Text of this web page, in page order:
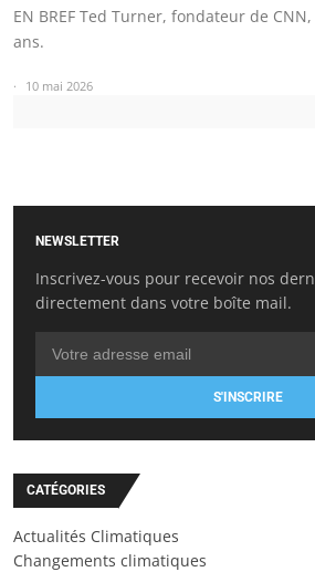
EN BREF Ted Turner, fondateur de CNN,
ans.
10 mai 2026
NEWSLETTER
Inscrivez-vous pour recevoir nos
directement dans votre boîte mail.
S'INSCRIRE
CATÉGORIES
Actualités Climatiques
Changements climatiques